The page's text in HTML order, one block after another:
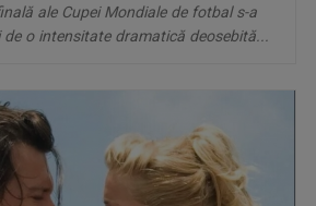
ale Cupei Mondiale de fotbal s-a
o intensitate dramatică deosebită...